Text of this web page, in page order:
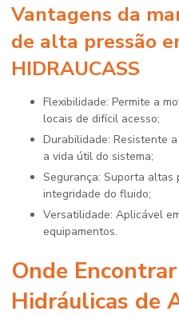
Vantagens da
de alta pressão
HIDRAUCASS
Flexibilidade: Permite a movimentação e instalação em
locais de difícil acesso;
Durabilidade: Resistente a condições adversas e prolonga
a vida útil do sistema;
Segurança: Suporta altas pressões sem comprometer a
integridade do fluido;
Versatilidade: Aplicável em diversos segmentos e
equipamentos.
Onde
Hidráulicas de